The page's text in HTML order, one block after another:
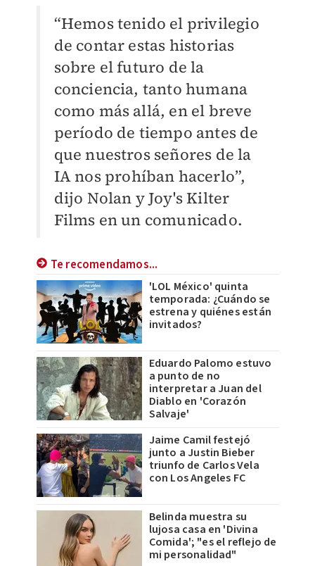
“Hemos tenido el privilegio
de contar estas historias
sobre el futuro de la
conciencia, tanto humana
como más allá, en el breve
período de tiempo antes de
que nuestros señores de la
IA nos prohíban hacerlo”,
dijo Nolan y Joy's Kilter
Films en un comunicado.
Te recomendamos...
'LOL México' quinta
temporada: ¿Cuándo se
estrena y quiénes están
invitados?
Eduardo Palomo estuvo
a punto de no
interpretar a Juan del
Diablo en 'Corazón
Salvaje'
Jaime Camil festejó
junto a Justin Bieber
triunfo de Carlos Vela
con Los Angeles FC
Belinda muestra su
lujosa casa en 'Divina
Comida'; "es el reflejo de
mi personalidad"